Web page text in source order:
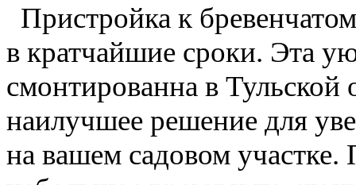
Пристройка к
в кратчайшие сроки. Эта
смонтированна в Тульской
наилучшее решение для
на вашем садовом